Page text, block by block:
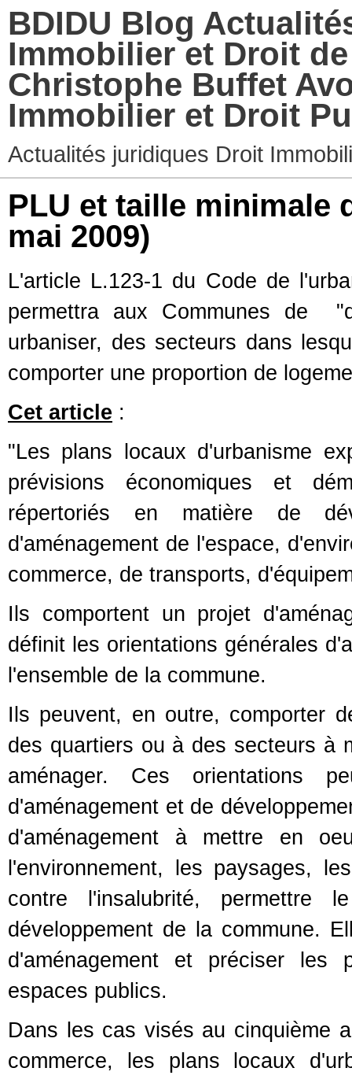
BDIDU Blog
Immobilier et Droit
Christophe Buffet
Immobilier et Droit
Actualités juridiques Droit
PLU et taille minimale
mai 2009)
L'article L.123-1 du Code de
permettra aux Communes de
urbaniser, des secteurs dans
comporter une proportion de
Cet article :
"Les plans locaux d'urbanisme
prévisions économiques et
répertoriés en matière de
d'aménagement de l'espace,
commerce, de transports,
Ils comportent un projet
définit les orientations générales
l'ensemble de la commune.
Ils peuvent, en outre, comporter
des quartiers ou à des secteurs à
aménager. Ces orientations
d'aménagement et de
d'aménagement à mettre en
l'environnement, les paysages,
contre l'insalubrité, permettre
développement de la commune.
d'aménagement et préciser les
espaces publics.
Dans les cas visés au cinquième
commerce, les plans locaux